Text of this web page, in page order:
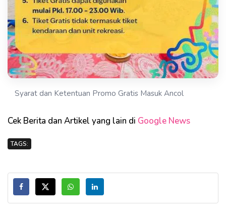
Syarat dan Ketentuan Promo Gratis Masuk Ancol
Cek Berita dan Artikel yang lain di Google News
TAGS: